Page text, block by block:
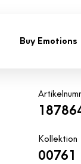
Buy Emotions
Kollektion
00761